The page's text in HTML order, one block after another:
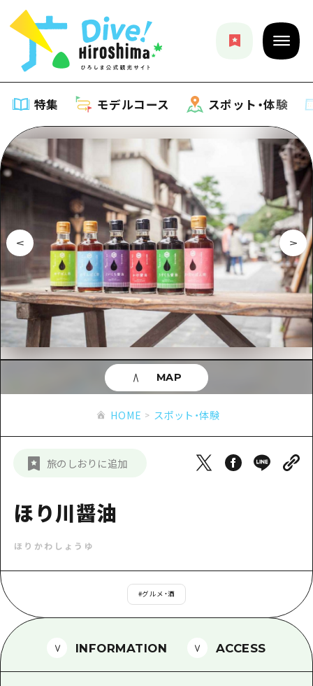
特集 モデルコース スポット・体験
特集
特集一覧
おすすめ
アート
イベント・祭り
グルメ・酒
サイクリング
ショッピング
スポーツ
ナイトライフ
定番
モデルコース
モデルコース一覧
Dive! Hiroshima 公式ガイド
広島もしもトラベル
あたらしい非日常
広島市周辺
安芸
備北
芸北
山口県東部
日帰り
2泊3日
スポット・体験
スポット・体験一覧
広島市周辺
安芸
備後
備北
芸北
山口県東部
愛媛県
島根県
イベント
旬情報
お役立ち情報
お役立ち情報一覧
アクセス
お得な周遊チケット
HIROSHIMA FREE Wi-Fi
観光案内所
広島県を訪れる外国人旅行者向け情報一
ボランティアガイド
新着情報
事業者・学校関係者の皆さま
HOME スポット・体験
旅のしおりに追加
ほり川醤油
ほりかわしょうゆ
#グルメ・酒
MAP
INFORMATION ACCESS